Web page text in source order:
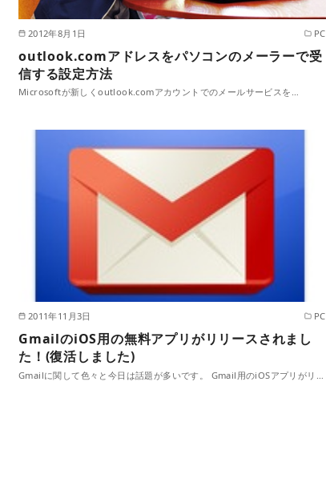
2012年8月1日 PC
outlook.comアドレスをパソコンのメーラーで受
信する設定方法
Microsoftが新しくoutlook.comアカウントでのメールサービスを…
2011年11月3日 PC
GmailのiOS用の無料アプリがリリースされまし
た！(復活しました)
Gmailに関して色々と今日は話題が多いです。 Gmail用のiOSアプリがリ…